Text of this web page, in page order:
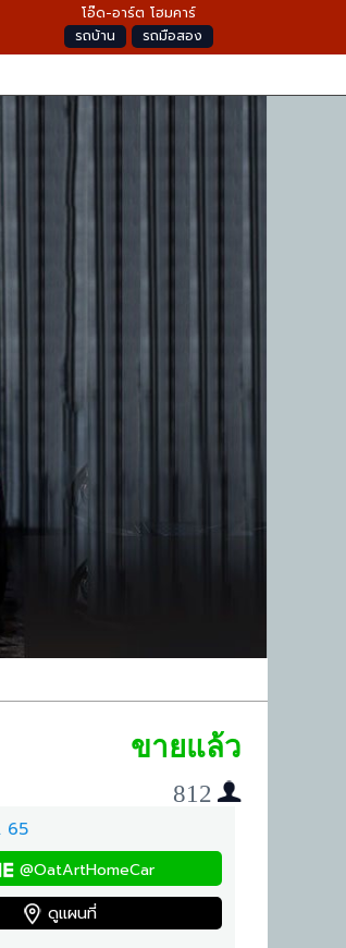
โอ๊ด-อาร์ต โฮมคาร์
รถบ้าน
รถมือสอง
ขายแล้ว
812
65
@OatArtHomeCar
ดูแผนที่